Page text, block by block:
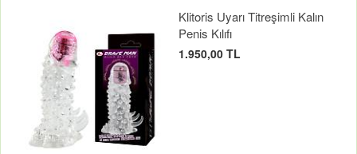
Klitoris Uyarı Titreşimli Kalın
Penis Kılıfı
1.950,00 TL